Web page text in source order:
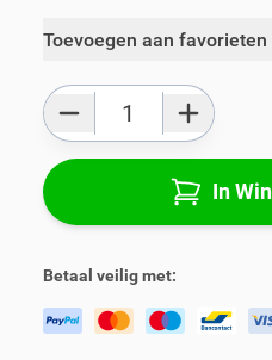
Toevoegen aan favorieten
Aantal
In
Betaal veilig met: